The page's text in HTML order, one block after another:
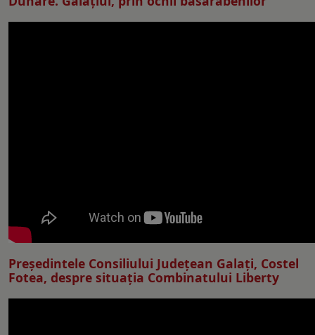
Preşedintele Consiliului Judeţean Galaţi, Costel
Fotea, despre situaţia Combinatului Liberty